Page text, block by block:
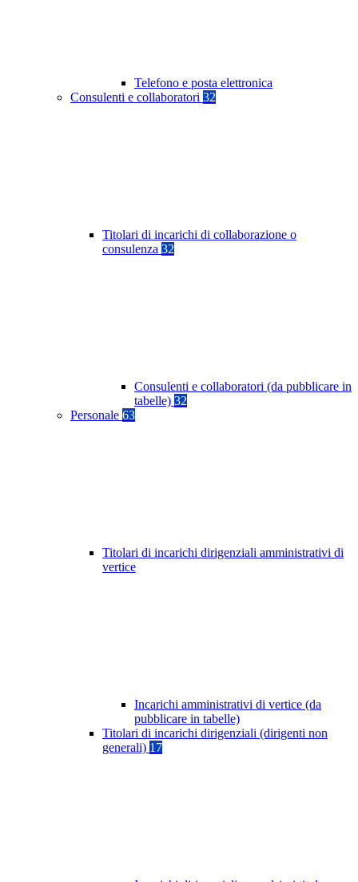
Telefono e posta elettronica
Consulenti e collaboratori 32
Titolari di incarichi di collaborazione o
consulenza 32
Consulenti e collaboratori (da pubblicare in
tabelle) 32
Personale 63
Titolari di incarichi dirigenziali amministrativi di
vertice
Incarichi amministrativi di vertice (da
pubblicare in tabelle)
Titolari di incarichi dirigenziali (dirigenti non
generali) 17